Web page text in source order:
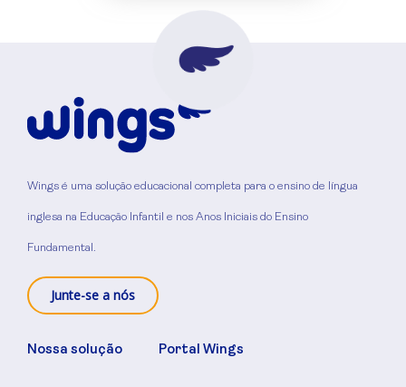
Wings é uma solução educacional completa para o ensino de língua
inglesa na Educação Infantil e nos Anos Iniciais do Ensino
Fundamental.
Junte-se a nós
Nossa solução Portal Wings